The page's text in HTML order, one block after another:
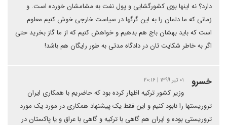
دارد؟ نه اینها بوی کشورگشایی و پول نفت به مشامشان خورده است. و
زمانی که ما دلمان را به این گرگها در سیاست خارجی خوش کنیم معلوم
است که باید بهشان باج هم بدهیم و خواهش کنیم که از ما گاز بخرید حتی
اگر به خاطر شکایت تان در دادگاه مدتی به طور رایگان هم باشد!
خسرو ۰۱ تیر ۱۳۹۹ | ۲۰:۱۶
وزیر کشور ترکیه اظهار کرده بود که حاضریم با همکاری ایران
تروریستها را نابود کنیم و این فقط یک پیشنهاد همکاری در مورد یک مورد
تروریستی بوده و ایران هم گاهی با ترکیه و گاهی با عراق و یا پاکستان در